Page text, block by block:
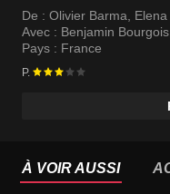
De : Olivier Barma
Avec : Benjamin Bourgois
Pays : France
P.
À VOIR AUSSI